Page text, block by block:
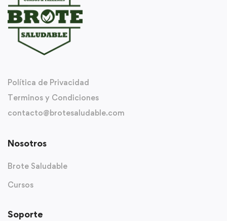
Política de Privacidad
Terminos y Condiciones
contacto@brotesaludable.com
Nosotros
Brote Saludable
Cursos
Soporte